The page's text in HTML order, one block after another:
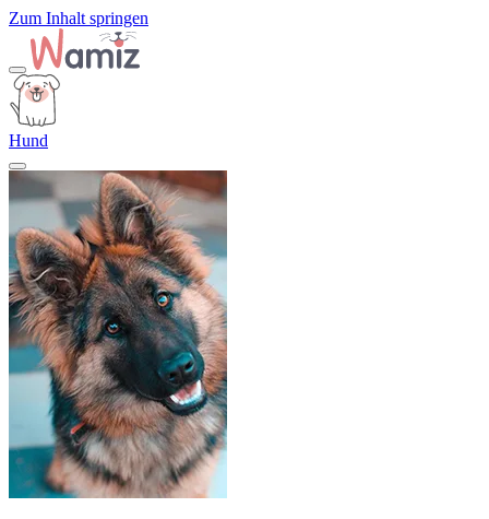
Zum Inhalt springen
Hund